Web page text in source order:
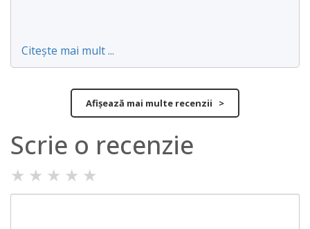
Citește mai mult ...
Afișează mai multe recenzii >
Scrie o recenzie
★ ★ ★ ★ ★